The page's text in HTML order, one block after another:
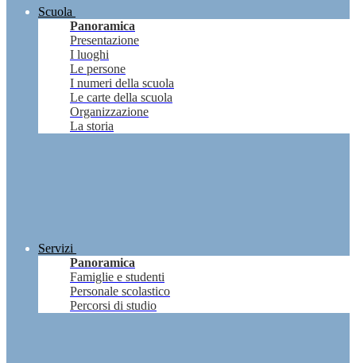
Scuola
Panoramica
Presentazione
I luoghi
Le persone
I numeri della scuola
Le carte della scuola
Organizzazione
La storia
Servizi
Panoramica
Famiglie e studenti
Personale scolastico
Percorsi di studio